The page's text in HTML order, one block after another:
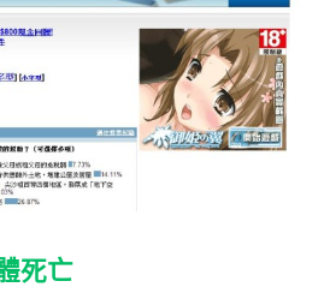
死亡